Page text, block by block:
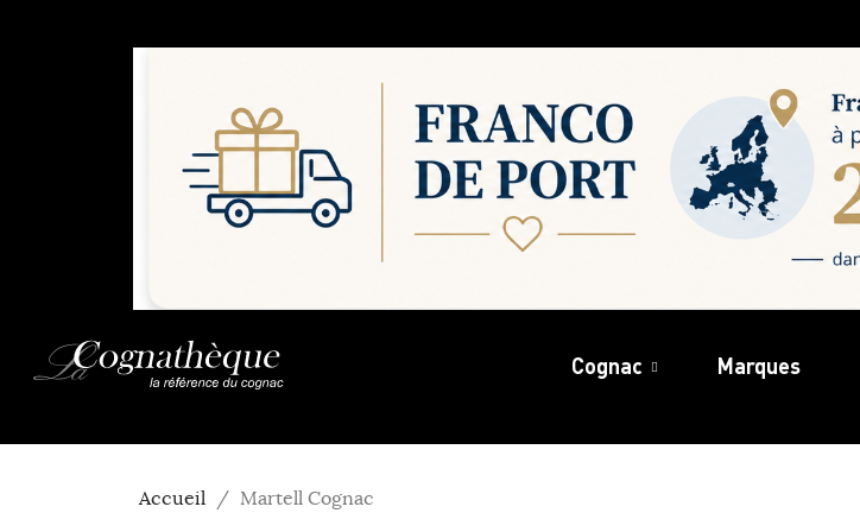
Cognac Marques
Accueil Martell Cognac